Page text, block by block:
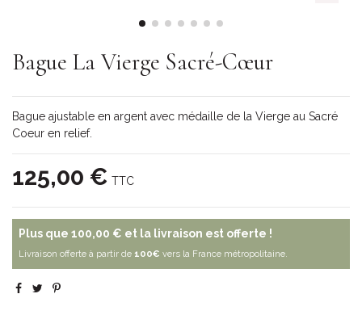
Bague La Vierge Sacré-Cœur
Bague ajustable en argent avec médaille de la Vierge au Sacré
Coeur en relief.
125,00 € TTC
Plus que 100,00 € et la livraison est offerte !
Livraison offerte à partir de 100€ vers la France métropolitaine.